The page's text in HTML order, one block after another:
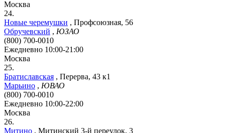
Москва
24.
Новые черемушки , Профсоюзная, 56
Обручевский , ЮЗАО
(800) 700-0010
Ежедневно 10:00-21:00
Москва
25.
Братиславская , Перерва, 43 к1
Марьино , ЮВАО
(800) 700-0010
Ежедневно 10:00-22:00
Москва
26.
Митино , Митинский 3-й переулок, 3